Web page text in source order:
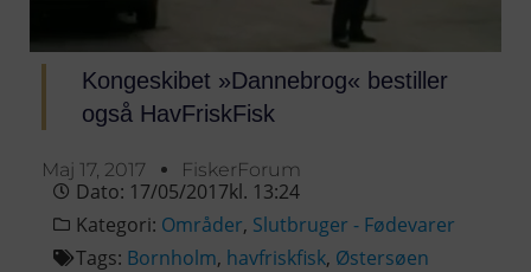
Kongeskibet »Dannebrog« bestiller
også HavFriskFisk
Maj 17, 2017 FiskerForum
Dato: 17/05/2017kl. 13:24
Kategori: Områder, Slutbruger - Fødevarer
Tags: Bornholm, havfriskfisk, Østersøen